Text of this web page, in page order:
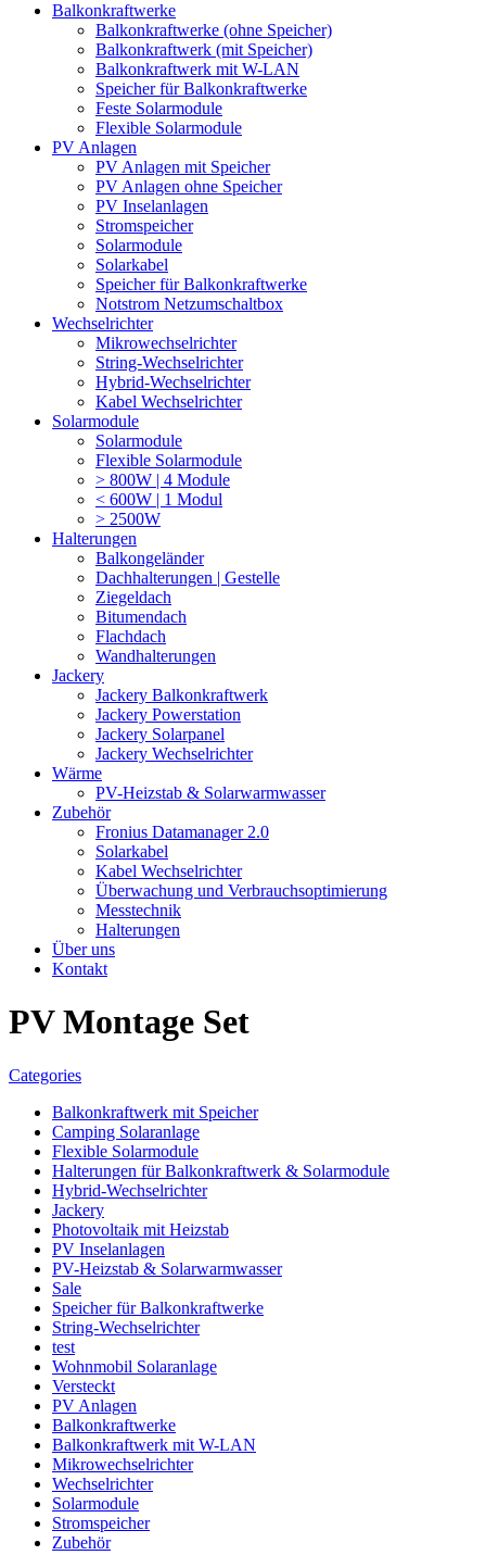
Balkonkraftwerke
Balkonkraftwerke (ohne Speicher)
Balkonkraftwerk (mit Speicher)
Balkonkraftwerk mit W-LAN
Speicher für Balkonkraftwerke
Feste Solarmodule
Flexible Solarmodule
PV Anlagen
PV Anlagen mit Speicher
PV Anlagen ohne Speicher
PV Inselanlagen
Stromspeicher
Solarmodule
Solarkabel
Speicher für Balkonkraftwerke
Notstrom Netzumschaltbox
Wechselrichter
Mikrowechselrichter
String-Wechselrichter
Hybrid-Wechselrichter
Kabel Wechselrichter
Solarmodule
Solarmodule
Flexible Solarmodule
> 800W | 4 Module
< 600W | 1 Modul
> 2500W
Halterungen
Balkongeländer
Dachhalterungen | Gestelle
Ziegeldach
Bitumendach
Flachdach
Wandhalterungen
Jackery
Jackery Balkonkraftwerk
Jackery Powerstation
Jackery Solarpanel
Jackery Wechselrichter
Wärme
PV-Heizstab & Solarwarmwasser
Zubehör
Fronius Datamanager 2.0
Solarkabel
Kabel Wechselrichter
Überwachung und Verbrauchsoptimierung
Messtechnik
Halterungen
Über uns
Kontakt
PV Montage Set
Categories
Balkonkraftwerk mit Speicher
Camping Solaranlage
Flexible Solarmodule
Halterungen für Balkonkraftwerk & Solarmodule
Hybrid-Wechselrichter
Jackery
Photovoltaik mit Heizstab
PV Inselanlagen
PV-Heizstab & Solarwarmwasser
Sale
Speicher für Balkonkraftwerke
String-Wechselrichter
test
Wohnmobil Solaranlage
Versteckt
PV Anlagen
Balkonkraftwerke
Balkonkraftwerk mit W-LAN
Mikrowechselrichter
Wechselrichter
Solarmodule
Stromspeicher
Zubehör